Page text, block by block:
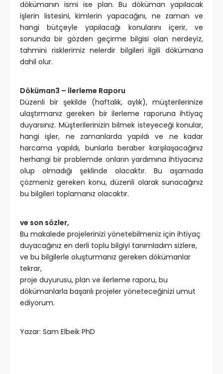
dökümanın ismi ise plan. Bu döküman yapılacak
işlerin listesini, kimlerin yapacağını, ne zaman ve
hangi bütçeyle yapılacağı konularını içerir, ve
sonunda bir gözden geçirme bilgisi olan nerdeyiz,
tahmini risklerimiz nelerdir bilgileri ilgili dökümana
dahil olur.
Döküman3 – İlerleme Raporu
Düzenli bir şekilde (haftalık, aylık), müşterilerinize
ulaştırmanız gereken bir ilerleme raporuna ihtiyaç
duyarsınız. Müşterilerinizin bilmek isteyeceği konular,
hangi işler, ne zamanlarda yapıldı ve ne kadar
harcama yapıldı, bunlarla beraber karşılaşacağınız
herhangi bir problemde onların yardımına ihtiyacınız
olup olmadığı şeklinde olacaktır. Bu aşamada
çözmeniz gereken konu, düzenli olarak sunacağınız
bu bilgileri toplamanız olacaktır.
ve son sözler,
Bu makalede projelerinizi yönetebilmeniz için ihtiyaç
duyacağınız en derli toplu bilgiyi tanımladım sizlere,
ve bu bilgilerle oluşturmanız gereken dökümanlar
tekrar,
proje duyurusu, plan ve ilerleme raporu, bu
dökümanlarla başarılı projeler yöneteceğinizi umut
ediyorum.
Yazar: Sam Elbeik PhD